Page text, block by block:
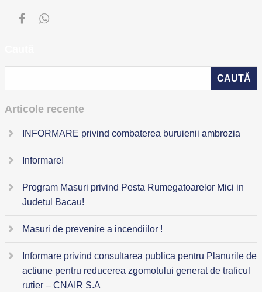
Articole recente
INFORMARE privind combaterea buruienii ambrozia
Informare!
Program Masuri privind Pesta Rumegatoarelor Mici in
Judetul Bacau!
Masuri de prevenire a incendiilor !
Informare privind consultarea publica pentru Planurile de
actiune pentru reducerea zgomotului generat de traficul
rutier – CNAIR S.A